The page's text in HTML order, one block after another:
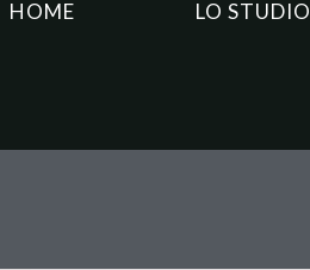
HOME LO STUDIO